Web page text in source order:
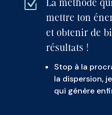
Z
La méthode
mettre ton
et obtenir de
résultats !
Stop à la
la dispersion,
qui génère